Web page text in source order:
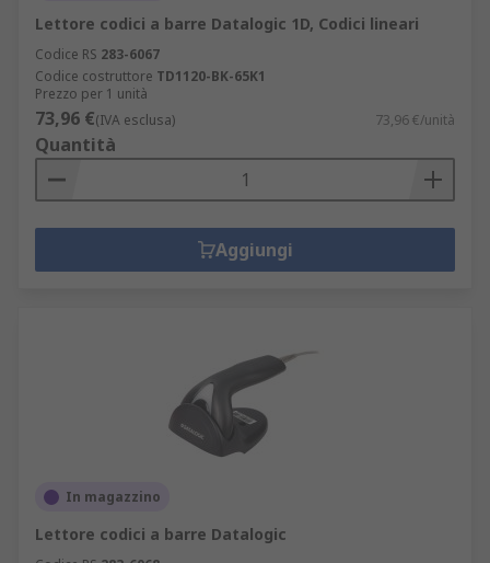
Lettore codici a barre Datalogic 1D, Codici lineari
Codice RS 283-6067
Codice costruttore TD1120-BK-65K1
Prezzo per 1 unità
73,96 €(IVA esclusa) 73,96 €/unità
Quantità
Aggiungi
In magazzino
Lettore codici a barre Datalogic